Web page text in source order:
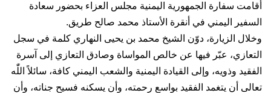
أقامت سفارة الجمهورية اليمنية مجلس العزاء بحضور سعادة
السفير اليمني في أنقرة الأستاذ محمد صالح طريق.
وخلال الزيارة، دوّن الشيخ محمد بن يحيى النهاري كلمة في سجل
التعازي، عبّر فيها عن خالص المواساة وصادق التعازي إلى آسرة
الفقيد وذويه، وإلى القيادة اليمنية والشعب اليمني كافة، سائلاً اللّٰه
تعالى أن يتغمد الفقيد بواسع رحمته، وأن يسكنه فسيح جناته، وأن